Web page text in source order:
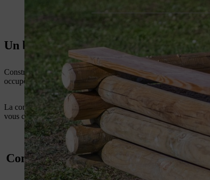
Un bac à sable DIY fera la joie des
Construire un terrain de jeu qui fera le bonheur de vos enfants,
occupe les enfants de tous âges. Châteaux, pâtés et autres
La construction d’un bac à sable en bois est une idée de
vous construirez votre bac à sable en bois en un rien de temps !
Construire un bac à sable : choisir le